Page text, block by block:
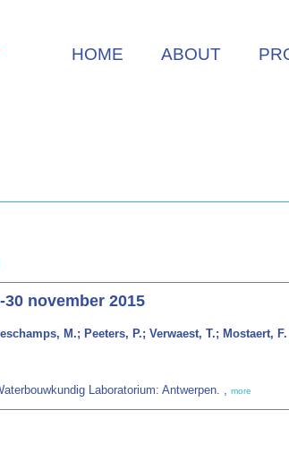
HOME ABOUT
november 2015
M.; Peeters, P.; Verwaest, T.; Mostaert, F.
Laboratorium: Antwerpen. , more